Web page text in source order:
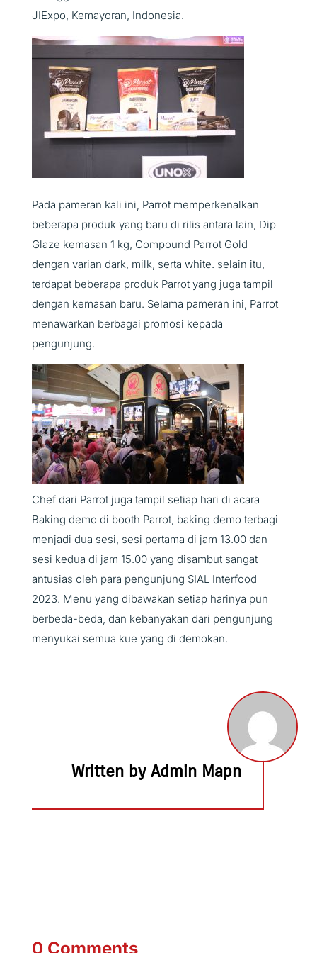
JIExpo, Kemayoran, Indonesia.
Pada pameran kali ini, Parrot memperkenalkan
beberapa produk yang baru di rilis antara lain, Dip
Glaze kemasan 1 kg, Compound Parrot Gold
dengan varian dark, milk, serta white. selain itu,
terdapat beberapa produk Parrot yang juga tampil
dengan kemasan baru. Selama pameran ini, Parrot
menawarkan berbagai promosi kepada
pengunjung.
Chef dari Parrot juga tampil setiap hari di acara
Baking demo di booth Parrot, baking demo terbagi
menjadi dua sesi, sesi pertama di jam 13.00 dan
sesi kedua di jam 15.00 yang disambut sangat
antusias oleh para pengunjung SIAL Interfood
2023. Menu yang dibawakan setiap harinya pun
berbeda-beda, dan kebanyakan dari pengunjung
menyukai semua kue yang di demokan.
Written by Admin Mapn
0 Comments